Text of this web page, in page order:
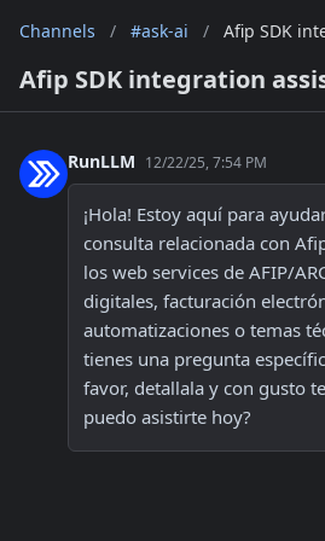
Channels / #ask-ai / Afip SDK
Afip SDK integration
RunLLM 12/22/25, 7:54 PM
¡Hola! Estoy aquí para
consulta relacionada con
los web services de AFIP/
digitales, facturación
automatizaciones o temas
tienes una pregunta
favor, detallala y con gusto
puedo asistirte hoy?